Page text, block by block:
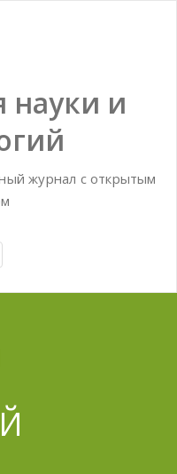
науки и
журнал с открытым